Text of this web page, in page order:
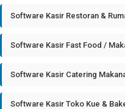
Software Kasir Restoran &
Software Kasir Fast Food /
Software Kasir Catering
Software Kasir Toko Kue &